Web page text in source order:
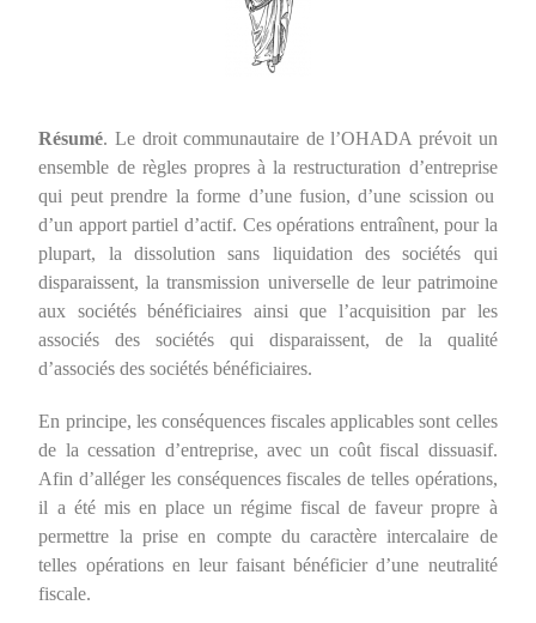
Résumé. Le droit communautaire de l’OHADA prévoit un
ensemble de règles propres à la restructuration d’entreprise
qui peut prendre la forme d’une fusion, d’une scission ou
d’un apport partiel d’actif. Ces opérations entraînent, pour la
plupart, la dissolution sans liquidation des sociétés qui
disparaissent, la transmission universelle de leur patrimoine
aux sociétés bénéficiaires ainsi que l’acquisition par les
associés des sociétés qui disparaissent, de la qualité
d’associés des sociétés bénéficiaires.
En principe, les conséquences fiscales applicables sont celles
de la cessation d’entreprise, avec un coût fiscal dissuasif.
Afin d’alléger les conséquences fiscales de telles opérations,
il a été mis en place un régime fiscal de faveur propre à
permettre la prise en compte du caractère intercalaire de
telles opérations en leur faisant bénéficier d’une neutralité
fiscale.